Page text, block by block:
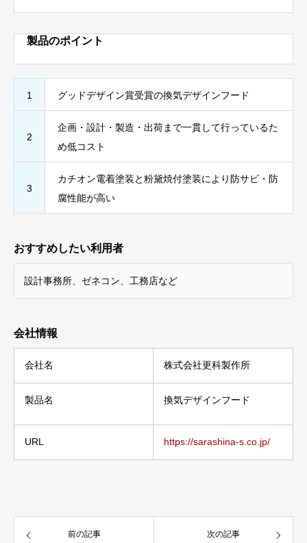
製品のポイント
1 グッドデザイン賞受賞の換気デザインフード
2
企画・設計・製造・出荷まで一貫して行っているた
め低コスト
3
カチオン電着塗装と粉黛焼付塗装により防サビ・防
腐性能が高い
おすすめしたい利用者
設計事務所、ゼネコン、工務店など
会社情報
会社名 株式会社更科製作所
製品名 換気デザインフード
URL https://sarashina-s.co.jp/
前の記事 次の記事